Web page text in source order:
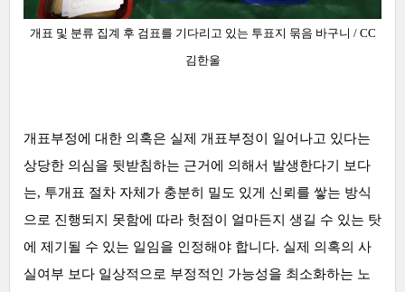
개표 및 분류 집계 후 검표를 기다리고 있는 투표지 묶음 바구니 / CC
김한울
개표부정에 대한 의혹은 실제 개표부정이 일어나고 있다는
상당한 의심을 뒷받침하는 근거에 의해서 발생한다기 보다
는, 투개표 절차 자체가 충분히 밀도 있게 신뢰를 쌓는 방식
으로 진행되지 못함에 따라 헛점이 얼마든지 생길 수 있는 탓
에 제기될 수 있는 일임을 인정해야 합니다. 실제 의혹의 사
실여부 보다 일상적으로 부정적인 가능성을 최소화하는 노